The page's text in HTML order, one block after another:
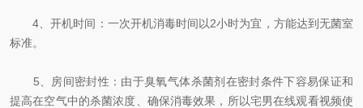
4、开机时间：一次开机消毒时间以2小时为宜，方能达到无菌室
标准。
5、房间密封性：由于臭氧气体杀菌剂在密封条件下容易保证和
提高在空气中的杀菌浓度、确保消毒效果，所以宅男在线观看视频使